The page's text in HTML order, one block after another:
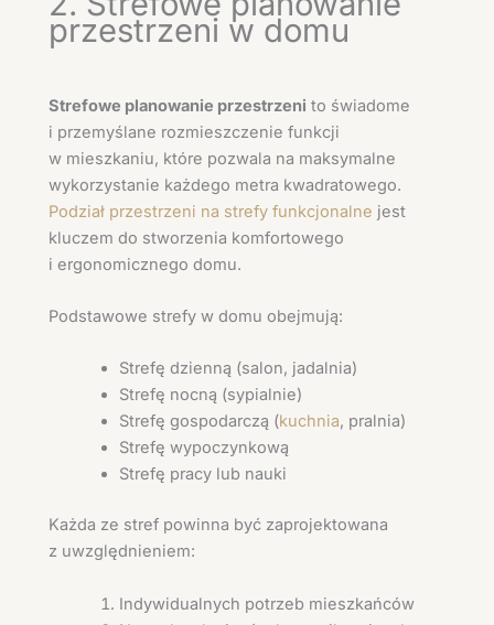
przestrzeni w domu
Strefowe planowanie przestrzeni to świadome
i przemyślane rozmieszczenie funkcji
w mieszkaniu, które pozwala na maksymalne
wykorzystanie każdego metra kwadratowego.
Podział przestrzeni na strefy funkcjonalne jest
kluczem do stworzenia komfortowego
i ergonomicznego domu.
Podstawowe strefy w domu obejmują:
Strefę dzienną (salon, jadalnia)
Strefę nocną (sypialnie)
Strefę gospodarczą (kuchnia, pralnia)
Strefę wypoczynkową
Strefę pracy lub nauki
Każda ze stref powinna być zaprojektowana
z uwzględnieniem:
Indywidualnych potrzeb mieszkańców